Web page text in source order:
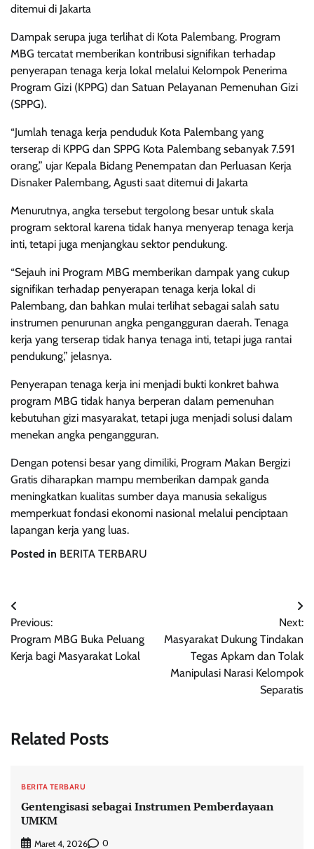
ditemui di Jakarta
Dampak serupa juga terlihat di Kota Palembang. Program
MBG tercatat memberikan kontribusi signifikan terhadap
penyerapan tenaga kerja lokal melalui Kelompok Penerima
Program Gizi (KPPG) dan Satuan Pelayanan Pemenuhan Gizi
(SPPG).
“Jumlah tenaga kerja penduduk Kota Palembang yang
terserap di KPPG dan SPPG Kota Palembang sebanyak 7.591
orang,” ujar Kepala Bidang Penempatan dan Perluasan Kerja
Disnaker Palembang, Agusti saat ditemui di Jakarta
Menurutnya, angka tersebut tergolong besar untuk skala
program sektoral karena tidak hanya menyerap tenaga kerja
inti, tetapi juga menjangkau sektor pendukung.
“Sejauh ini Program MBG memberikan dampak yang cukup
signifikan terhadap penyerapan tenaga kerja lokal di
Palembang, dan bahkan mulai terlihat sebagai salah satu
instrumen penurunan angka pengangguran daerah. Tenaga
kerja yang terserap tidak hanya tenaga inti, tetapi juga rantai
pendukung,” jelasnya.
Penyerapan tenaga kerja ini menjadi bukti konkret bahwa
program MBG tidak hanya berperan dalam pemenuhan
kebutuhan gizi masyarakat, tetapi juga menjadi solusi dalam
menekan angka pengangguran.
Dengan potensi besar yang dimiliki, Program Makan Bergizi
Gratis diharapkan mampu memberikan dampak ganda
meningkatkan kualitas sumber daya manusia sekaligus
memperkuat fondasi ekonomi nasional melalui penciptaan
lapangan kerja yang luas.
Posted in BERITA TERBARU
Navigasi
pos
Previous:
Program MBG Buka Peluang
Kerja bagi Masyarakat Lokal
Next:
Masyarakat Dukung Tindakan
Tegas Apkam dan Tolak
Manipulasi Narasi Kelompok
Separatis
Related Posts
BERITA TERBARU
Gentengisasi sebagai Instrumen Pemberdayaan
UMKM
Maret 4, 2026 0